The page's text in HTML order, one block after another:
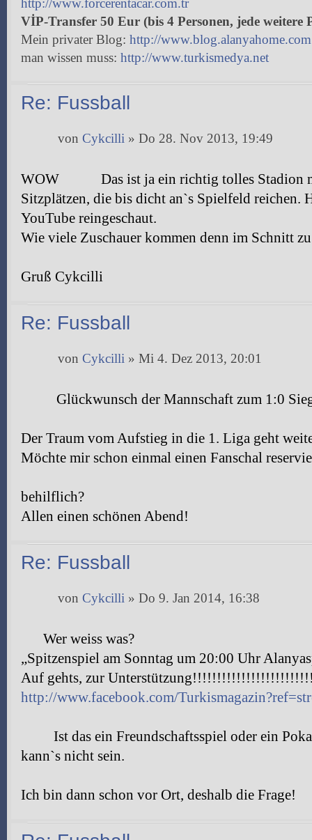
http://www.forcerentacar.com.tr
VİP-Transfer 50 Eur (bis 4 Personen, jede weitere
Mein privater Blog: http://www.blog.alanyahome.com
man wissen muss: http://www.turkismedya.net
Re: Fussball
von Cykcilli » Do 28. Nov 2013, 19:49
WOW
Das ist ja ein richtig tolles Stadion
Sitzplätzen, die bis dicht an`s Spielfeld reichen.
YouTube reingeschaut.
Wie viele Zuschauer kommen denn im Schnitt
Gruß Cykcilli
Re: Fussball
von Cykcilli » Mi 4. Dez 2013, 20:01
Glückwunsch der Mannschaft zum 1:0
Der Traum vom Aufstieg in die 1. Liga geht
Möchte mir schon einmal einen Fanschal
behilflich?
Allen einen schönen Abend!
Re: Fussball
von Cykcilli » Do 9. Jan 2014, 16:38
Wer weiss was?
„Spitzenspiel am Sonntag um 20:00 Uhr
Auf gehts, zur
http://www.facebook.com/
Ist das ein Freundschaftsspiel oder ein
kann`s nicht sein.
Ich bin dann schon vor Ort, deshalb die Frage!